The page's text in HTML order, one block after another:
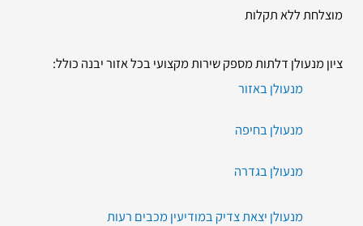
מוצלחת ללא תקלות
ציון מנעולן דלתות מספק שירות מקצועי בכל אזור יבנה כולל:
מנעולן באזור
מנעולן בחיפה
מנעולן בגדרה
מנעולן יצאת צדיק במודיעין מכבים רעות